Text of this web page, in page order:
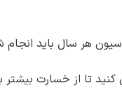
تا از خسارت